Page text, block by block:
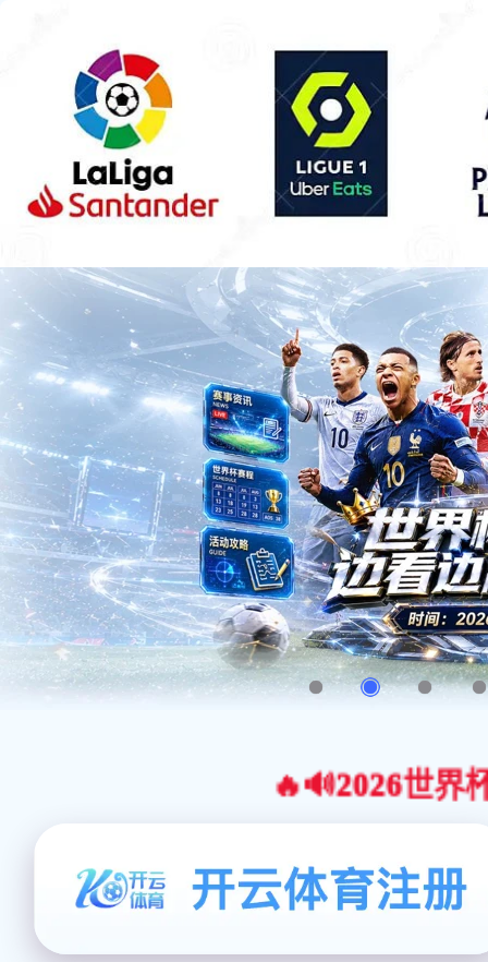
🔥🔊2026世界杯官网